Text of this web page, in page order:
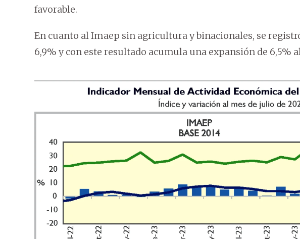
favorable.
En cuanto al Imaep sin agricultura y binacionales, se
6,9% y con este resultado acumula una expansión de 6,5%